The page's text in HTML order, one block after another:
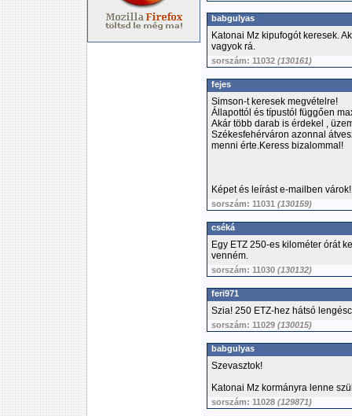
babgulyas
Katonai Mz kipufogót keresek.
vagyok rá.
sorszám: 11032 (130161)
fejes
Simson-t keresek megvételre!
Állapottól és típustól függően
Akár több darab is érdekel ,
Székesfehérváron azonnal
menni érte.Keress bizalommal!
Képet és leírást e-mailben
sorszám: 11031 (130159)
cséká
Egy ETZ 250-es kilométer órát
venném.
sorszám: 11030 (130132)
feri971
Szia! 250 ETZ-hez hátsó
sorszám: 11029 (130015)
babgulyas
Szevasztok!
Katonai Mz kormányra lenne
sorszám: 11028 (129871)